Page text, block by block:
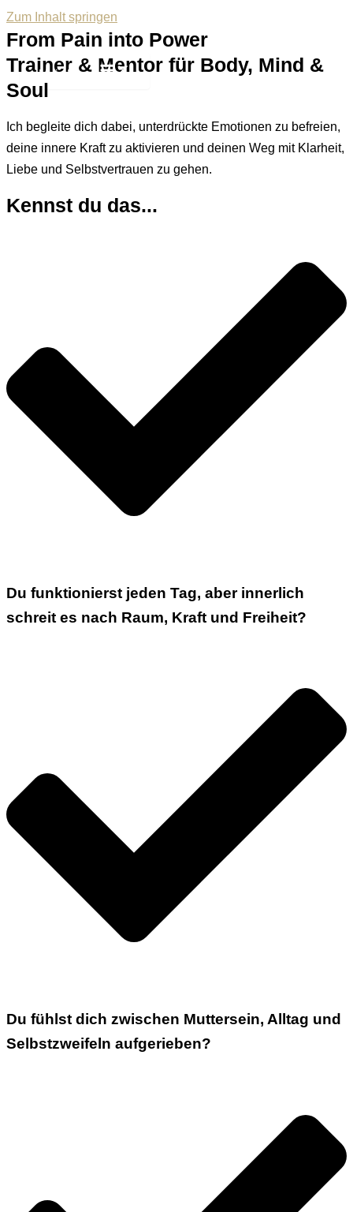
Zum Inhalt springen
Main Menu
From Pain into Power
Trainer & Mentor für Body, Mind &
Soul
Ich begleite dich dabei, unterdrückte Emotionen zu befreien,
deine innere Kraft zu aktivieren und deinen Weg mit Klarheit,
Liebe und Selbstvertrauen zu gehen.
Kennst du das...
Du funktionierst jeden Tag, aber innerlich
schreit es nach Raum, Kraft und Freiheit?
Du fühlst dich zwischen Muttersein, Alltag und
Selbstzweifeln aufgerieben?